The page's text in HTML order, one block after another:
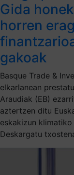
Gida
horren
gakoak
Basque Trade &
elkarlanean
Araudiak (EB)
aztertzen ditu
eskakizun
Deskargatu